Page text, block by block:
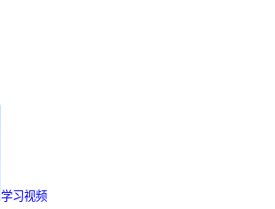
学习视频